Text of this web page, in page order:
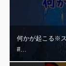
何かが起こる※
#…